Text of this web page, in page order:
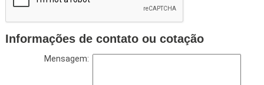
Informações de contato ou cotação
Mensagem: